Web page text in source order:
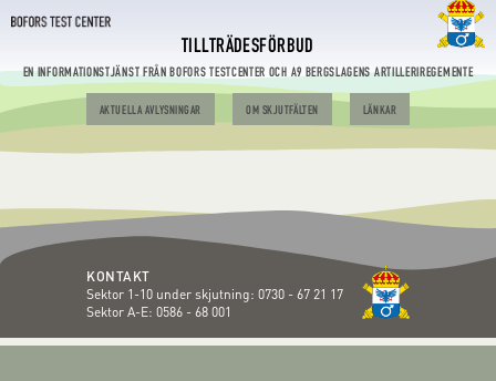
TILLTRÄDESFÖRBUD
EN INFORMATIONSTJÄNST FRÅN BOFORS TESTCENTER OCH A9 BERGSLAGENS ARTILLERIREGEMENTE
AKTUELLA AVLYSNINGAR OM SKJUTFÄLTEN LÄNKAR
KONTAKT
Sektor 1-10 under skjutning: 0730 - 67 21 17
Sektor A-E: 0586 - 68 001